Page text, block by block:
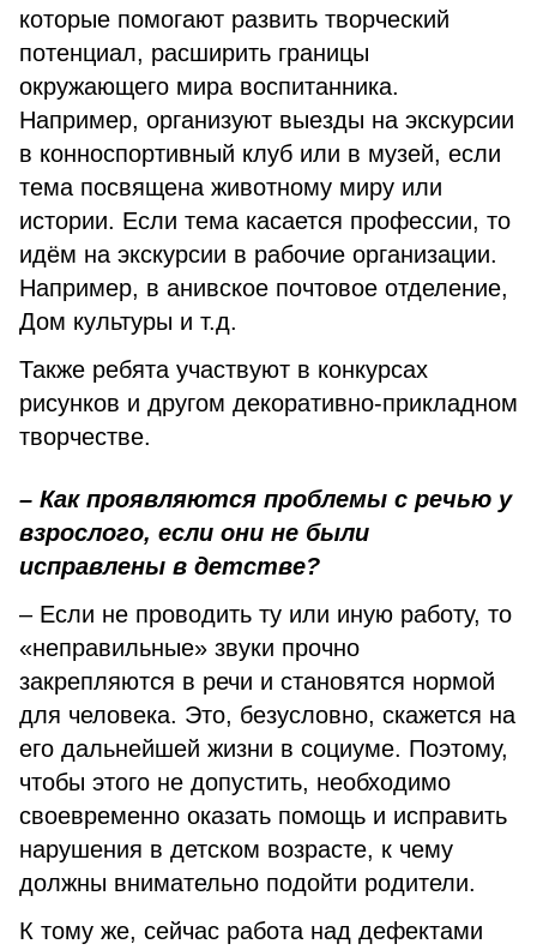
которые помогают развить творческий
потенциал, расширить границы
окружающего мира воспитанника.
Например, организуют выезды на экскурсии
в конноспортивный клуб или в музей, если
тема посвящена животному миру или
истории. Если тема касается профессии, то
идём на экскурсии в рабочие организации.
Например, в анивское почтовое отделение,
Дом культуры и т.д.
Также ребята участвуют в конкурсах
рисунков и другом декоративно-прикладном
творчестве.
– Как проявляются проблемы с речью у
взрослого, если они не были
исправлены в детстве?
– Если не проводить ту или иную работу, то
«неправильные» звуки прочно
закрепляются в речи и становятся нормой
для человека. Это, безусловно, скажется на
его дальнейшей жизни в социуме. Поэтому,
чтобы этого не допустить, необходимо
своевременно оказать помощь и исправить
нарушения в детском возрасте, к чему
должны внимательно подойти родители.
К тому же, сейчас работа над дефектами